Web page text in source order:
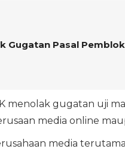
Gugatan Pasal
menolak gugatan uji
media online
media